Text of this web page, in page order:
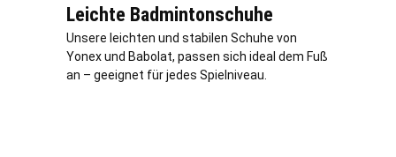
Leichte Badmintonschuhe
Unsere leichten und stabilen Schuhe von
Yonex und Babolat, passen sich ideal dem Fuß
an – geeignet für jedes Spielniveau.